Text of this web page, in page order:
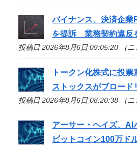
バイナンス、決済企
を提訴 業務契約違反
投稿日 2026年8月6日 09:05:20 （ニ
トークン化株式に投
ストックスがブロード
投稿日 2026年8月6日 08:20:38 （ニ
アーサー・ヘイズ、AI
ビットコイン100万ド